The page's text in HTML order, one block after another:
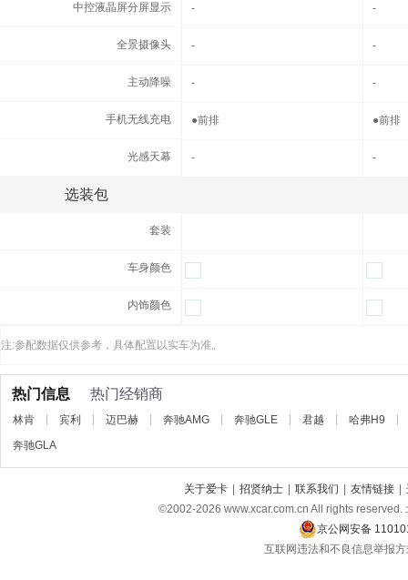
中控液晶屏分屏显示 - -
全景摄像头 - -
主动降噪 - -
手机无线充电 ●前排 ●前排
光感天幕 - -
高科技配置
套装
车身颜色
内饰颜色
注:参配数据仅供参考，具体配置以实车为准。
中控液晶屏分屏显示
全景摄像头
主动降噪
手机无线充电
光感天幕
选装包
套装
车身颜色
内饰颜色
热门信息 热门经销商
林肯 宾利 迈巴赫 奔驰AMG 奔驰GLE 君越
哈弗H9
奔驰GLA
关于爱卡 招贤纳士 联系我们 友情链接
©2002-2026 www.xcar.com.cn All rights
京公网安备
互联网违法和不良信息举报